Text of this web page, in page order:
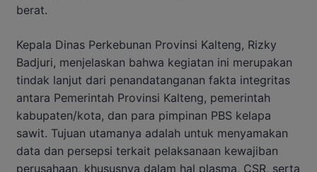
berat.
Kepala Dinas Perkebunan Provinsi Kalteng, Rizky
Badjuri, menjelaskan bahwa kegiatan ini merupakan
tindak lanjut dari penandatanganan fakta integritas
antara Pemerintah Provinsi Kalteng, pemerintah
kabupaten/kota, dan para pimpinan PBS kelapa
sawit. Tujuan utamanya adalah untuk menyamakan
data dan persepsi terkait pelaksanaan kewajiban
perusahaan, khususnya dalam hal plasma, CSR, serta